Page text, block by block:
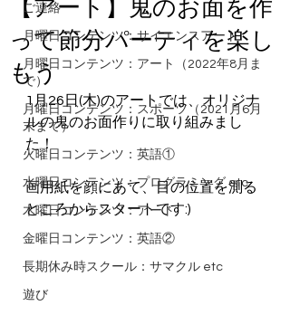
ご連絡
月曜日コンテンツ：サイエンスアート
月曜日コンテンツ：アート（2022年8月ま
で）
月曜日コンテンツ：スポーツ（2021月6月
末まで）
火曜日コンテンツ：英語①
水曜日コンテンツ：プログラミング etc
木曜日コンテンツ：アート
金曜日コンテンツ：英語②
長期休み時スクール：サマクル etc
遊び
【アート】鬼のお面を作
って節分パーティを楽し
もう
1月26日(木)のアートでは、オリジナ
ルの鬼のお面作りに取り組みまし
た！
画用紙を顔にあて、目の位置を測る
ところからスタートです:)